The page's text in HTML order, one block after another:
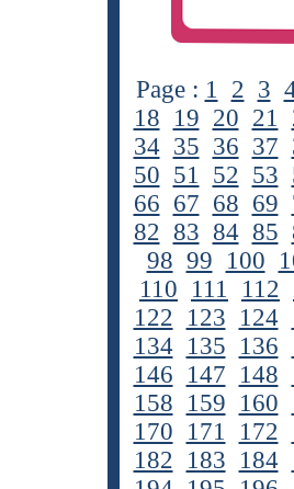
Page : 1 2 3
18 19 20 21
34 35 36 37
50 51 52 53
66 67 68 69
82 83 84 85
98 99 100
110 111 112
122 123 124
134 135 136
146 147 148
158 159 160
170 171 172
182 183 184